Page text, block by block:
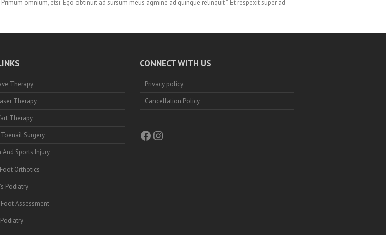
omnium, etsi: Ego obtinuit ad sursum meus agmine ad quinque relinquit “. Et respexit super ad
Therapy
Therapy
Therapy
Surgery
And Sports Injury
Orthotics
Podiatry
Assessment
CONNECT WITH US
Privacy policy
Cancellation Policy
Facebook
Instagram